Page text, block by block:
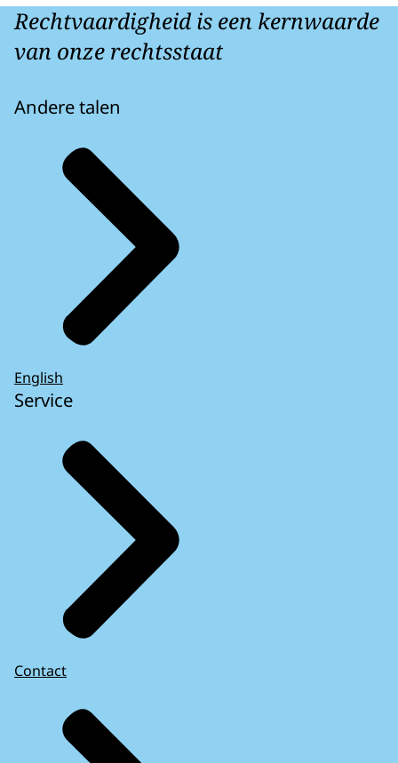
Rechtvaardigheid is een kernwaarde
van onze rechtsstaat
Andere talen
English
Service
Contact